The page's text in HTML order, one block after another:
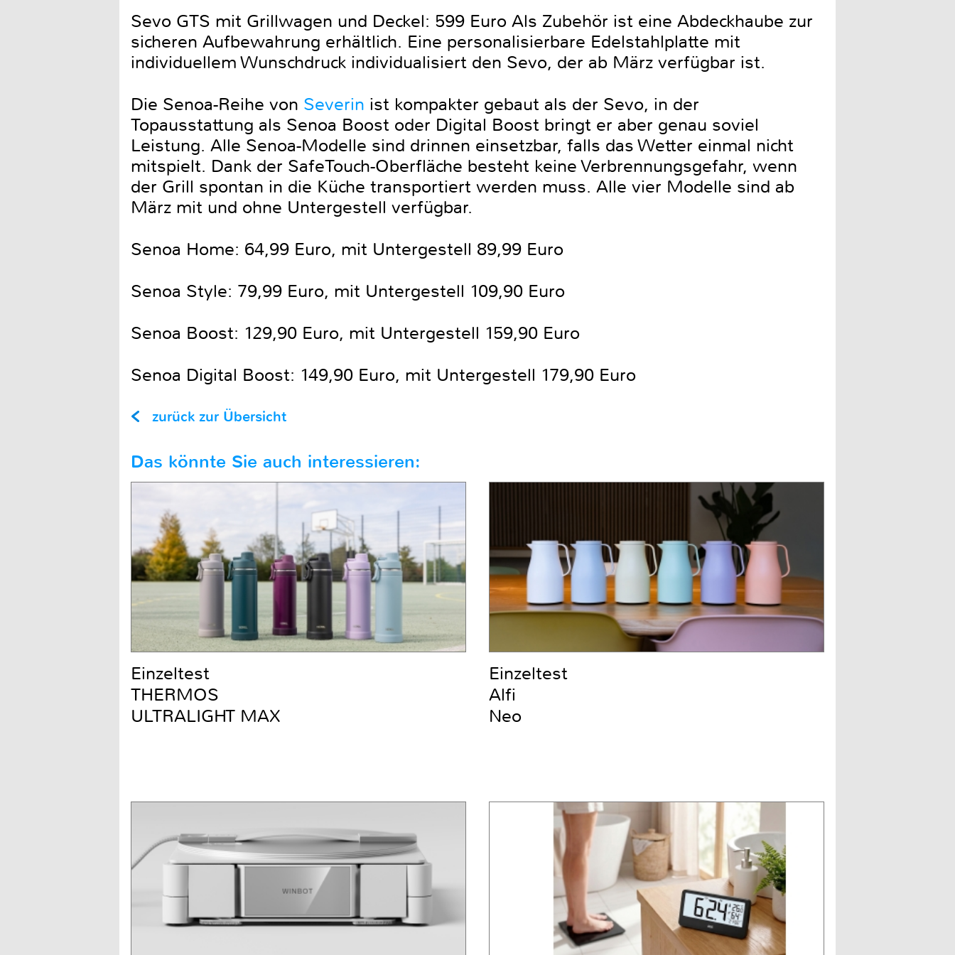
Sevo GTS mit Grillwagen und Deckel: 599 Euro Als Zubehör ist eine Abdeckhaube zur
sicheren Aufbewahrung erhältlich. Eine personalisierbare Edelstahlplatte mit
individuellem Wunschdruck individualisiert den Sevo, der ab März verfügbar ist.
Die Senoa-Reihe von Severin ist kompakter gebaut als der Sevo, in der
Topausstattung als Senoa Boost oder Digital Boost bringt er aber genau soviel
Leistung. Alle Senoa-Modelle sind drinnen einsetzbar, falls das Wetter einmal nicht
mitspielt. Dank der SafeTouch-Oberfläche besteht keine Verbrennungsgefahr, wenn
der Grill spontan in die Küche transportiert werden muss. Alle vier Modelle sind ab
März mit und ohne Untergestell verfügbar.
Senoa Home: 64,99 Euro, mit Untergestell 89,99 Euro
Senoa Style: 79,99 Euro, mit Untergestell 109,90 Euro
Senoa Boost: 129,90 Euro, mit Untergestell 159,90 Euro
Senoa Digital Boost: 149,90 Euro, mit Untergestell 179,90 Euro
zurück zur Übersicht
Das könnte Sie auch interessieren:
Einzeltest
THERMOS
ULTRALIGHT MAX
Einzeltest
Alfi
Neo